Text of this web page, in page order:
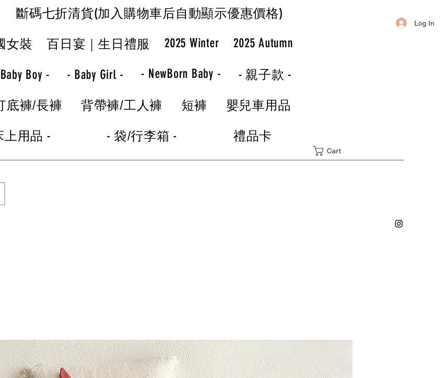
Log In
斷碼七折清貨(加入購物車后自動顯示優惠價格)
女裝 百日宴｜生日禮服 2025 Winter 2025 Autumn
Boy - - Baby Girl - - NewBorn Baby - - 親子款 -
底褲/長褲 背帶褲/工人褲 短褲 嬰兒車用品
上用品 - - 袋/行李箱 - 禮品卡
Cart